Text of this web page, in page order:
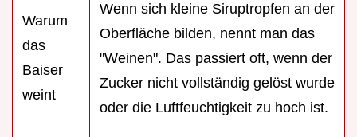
Warum
das
Baiser
weint
Wenn sich kleine Siruptropfen an der
Oberfläche bilden, nennt man das
"Weinen". Das passiert oft, wenn der
Zucker nicht vollständig gelöst wurde
oder die Luftfeuchtigkeit zu hoch ist.